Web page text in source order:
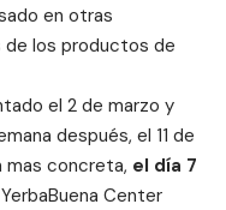
en otras
de los productos de
el 2 de marzo y
después, el 11 de
mas concreta, el día 7
Center